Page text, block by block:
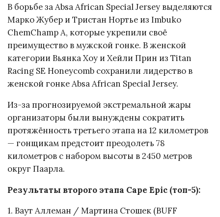
В борьбе за Absa African Special Jersey выделяются
Марко Жубер и Тристан Нортье из Imbuko
ChemChamp A, которые укрепили своё
преимущество в мужской гонке. В женской
категории Bьянка Хоу и Хейли Прин из Titan
Racing SE Honeycomb сохранили лидерство в
женской гонке Absa African Special Jersey.
Из-за прогнозируемой экстремальной жары
организаторы были вынуждены сократить
протяжённость третьего этапа на 12 километров
— гонщикам предстоит преодолеть 78
километров с набором высоты в 2450 метров
округ Паарла.
Результаты второго этапа Cape Epic (топ-5):
1. Ваут Аллеман / Мартина Стошек (BUFF